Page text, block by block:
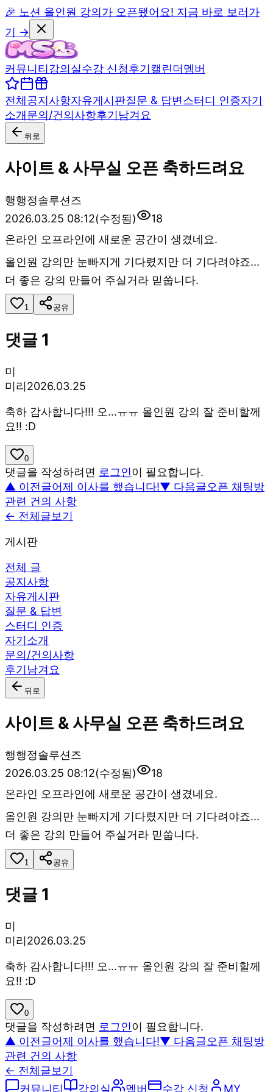
🎉 노션 올인원 강의가 오픈됐어요! 지금 바로 보러가
기 →
커뮤니티강의실수강 신청후기캘린더멤버
전체공지사항자유게시판질문 & 답변스터디 인증자기
소개문의/건의사항후기남겨요
뒤로
사이트 & 사무실 오픈 축하드려요
행행정솔루션즈
2026.03.25 08:12(수정됨)
18
온라인 오프라인에 새로운 공간이 생겼네요.
올인원 강의만 눈빠지게 기다렸지만 더 기다려야죠...
더 좋은 강의 만들어 주실거라 믿쑵니다.
1 공유
댓글 1
미
미리2026.03.25
축하 감사합니다!!! 오...ㅠㅠ 올인원 강의 잘 준비할께
요!! :D
0
댓글을 작성하려면 로그인이 필요합니다.
▲ 이전글어제 이사를 했습니다!▼ 다음글오픈 채팅방
관련 건의 사항
← 전체글보기
게시판
전체 글
공지사항
자유게시판
질문 & 답변
스터디 인증
자기소개
문의/건의사항
후기남겨요
뒤로
사이트 & 사무실 오픈 축하드려요
행행정솔루션즈
2026.03.25 08:12(수정됨)
18
온라인 오프라인에 새로운 공간이 생겼네요.
올인원 강의만 눈빠지게 기다렸지만 더 기다려야죠...
더 좋은 강의 만들어 주실거라 믿쑵니다.
1 공유
댓글 1
미
미리2026.03.25
축하 감사합니다!!! 오...ㅠㅠ 올인원 강의 잘 준비할께
요!! :D
0
댓글을 작성하려면 로그인이 필요합니다.
▲ 이전글어제 이사를 했습니다!▼ 다음글오픈 채팅방
관련 건의 사항
← 전체글보기
커뮤니티
강의실 멤버 수강 신청 MY